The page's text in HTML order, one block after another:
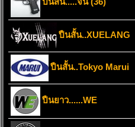
ปืนสั้น..XUELANG
ปืนสั้น..Tokyo Marui
ปืนยาว......WE